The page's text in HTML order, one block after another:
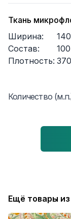
Ткань
Ширина:
140
Состав:
Плотность: 370
Количество
Ещё товары